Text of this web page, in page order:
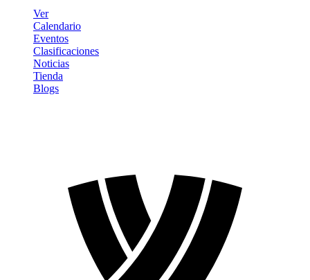
Ver
Calendario
Eventos
Clasificaciones
Noticias
Tienda
Blogs